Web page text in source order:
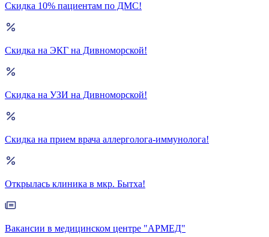
Скидка 10% пациентам по ДМС!
Скидка на ЭКГ на Дивноморской!
Скидка на УЗИ на Дивноморской!
Скидка на прием врача аллерголога-иммунолога!
Открылась клиника в мкр. Бытха!
Вакансии в медицинском центре "АРМЕД"